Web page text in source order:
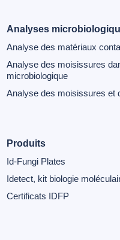
Analyses
Analyse des matériaux
Analyse des moisissures
microbiologique
Analyse des moisissures et
Produits
Id-Fungi Plates
Idetect, kit biologie
Certificats IDFP